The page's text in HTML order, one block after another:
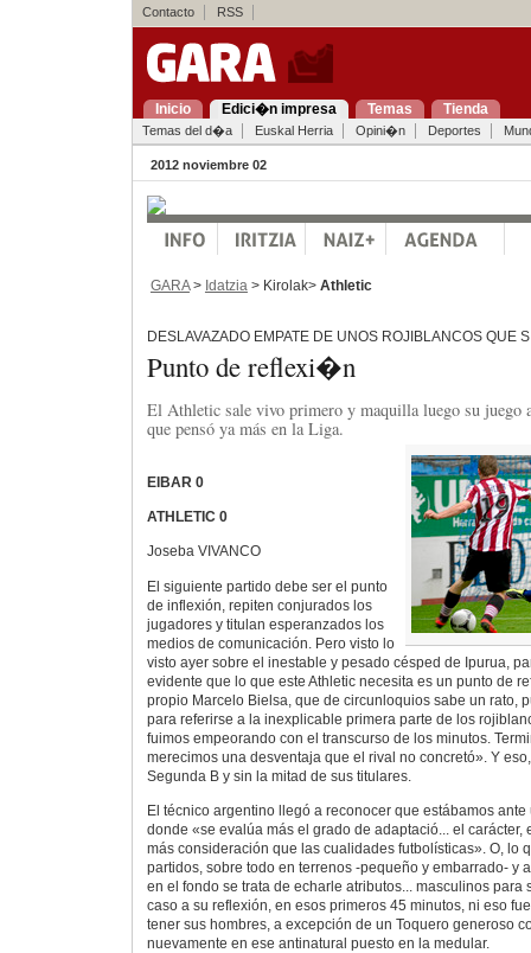
Contacto RSS
Inicio Edici�n impresa Temas Tienda
Temas del d�a Euskal Herria Opini�n Deportes
2012 noviembre 02
GARA> Idatzia > Kirolak> Athletic
DESLAVAZADO EMPATE DE UNOS ROJIBLANCOS QUE
Punto de reflexi�n
El Athletic sale vivo primero y maquilla luego su juego
que pensó ya más en la Liga.
EIBAR 0
ATHLETIC 0
Joseba VIVANCO
El siguiente partido debe ser el punto
de inflexión, repiten conjurados los
jugadores y titulan esperanzados los
medios de comunicación. Pero visto lo
visto ayer sobre el inestable y pesado césped de Ipurua,
evidente que lo que este Athletic necesita es un punto de
propio Marcelo Bielsa, que de circunloquios sabe un rato,
para referirse a la inexplicable primera parte de los
fuimos empeorando con el transcurso de los minutos.
merecimos una desventaja que el rival no concretó». Y
Segunda B y sin la mitad de sus titulares.
El técnico argentino llegó a reconocer que estábamos
donde «se evalúa más el grado de adaptació... el carácter,
más consideración que las cualidades futbolísticas». O, lo
partidos, sobre todo en terrenos -pequeño y embarrado- y
en el fondo se trata de echarle atributos... masculinos para
caso a su reflexión, en esos primeros 45 minutos, ni eso
tener sus hombres, a excepción de un Toquero generoso
nuevamente en ese antinatural puesto en la medular.